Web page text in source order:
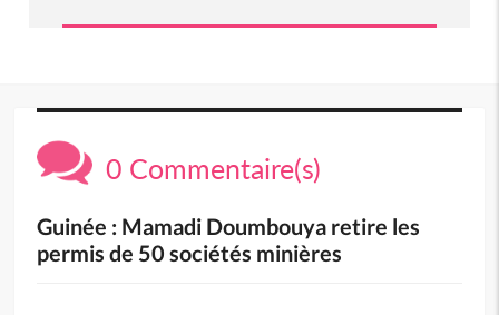
0 Commentaire(s)
Guinée : Mamadi Doumbouya retire les
permis de 50 sociétés minières